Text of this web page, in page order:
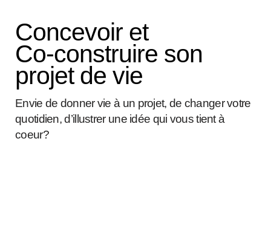
Concevoir et
Co-construire son
projet de vie
Envie de donner vie à un projet, de changer votre
quotidien, d’illustrer une idée qui vous tient à
coeur?